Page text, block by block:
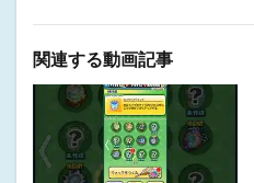
関連する動画記事